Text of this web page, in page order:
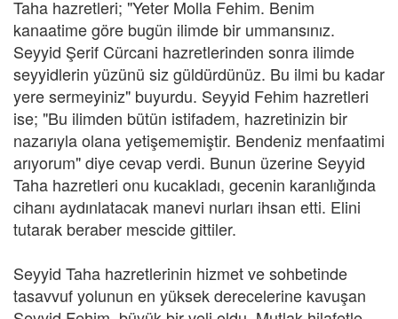
Taha hazretleri; "Yeter Molla Fehim. Benim
kanaatime göre bugün ilimde bir ummansınız.
Seyyid Şerif Cürcani hazretlerinden sonra ilimde
seyyidlerin yüzünü siz güldürdünüz. Bu ilmi bu kadar
yere sermeyiniz" buyurdu. Seyyid Fehim hazretleri
ise; "Bu ilimden bütün istifadem, hazretinizin bir
nazarıyla olana yetişememiştir. Bendeniz menfaatimi
arıyorum" diye cevap verdi. Bunun üzerine Seyyid
Taha hazretleri onu kucakladı, gecenin karanlığında
cihanı aydınlatacak manevi nurları ihsan etti. Elini
tutarak beraber mescide gittiler.
Seyyid Taha hazretlerinin hizmet ve sohbetinde
tasavvuf yolunun en yüksek derecelerine kavuşan